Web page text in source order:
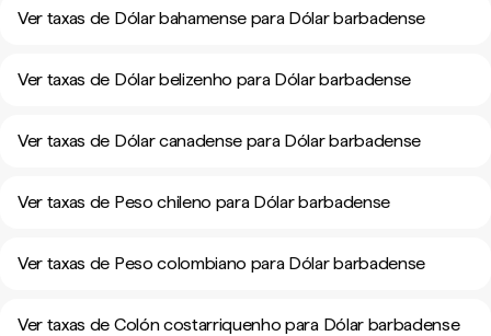
Ver taxas de Dólar bahamense para Dólar barbadense
Ver taxas de Dólar belizenho para Dólar barbadense
Ver taxas de Dólar canadense para Dólar barbadense
Ver taxas de Peso chileno para Dólar barbadense
Ver taxas de Peso colombiano para Dólar barbadense
Ver taxas de Colón costarriquenho para Dólar barbadense